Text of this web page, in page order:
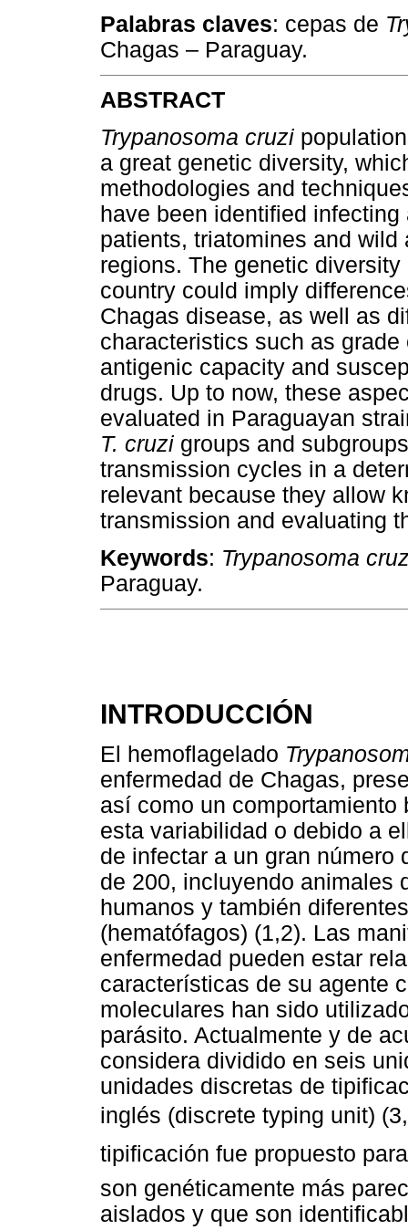
Palabras claves: cepas de
Chagas – Paraguay.
ABSTRACT
Trypanosoma cruzi
a great genetic diversity,
methodologies and
have been identified
patients, triatomines and
regions. The genetic
country could imply
Chagas disease, as well as
characteristics such as
antigenic capacity and
drugs. Up to now, these
evaluated in Paraguayan
T. cruzi groups and
transmission cycles in a
relevant because they allow
transmission and evaluating
Keywords: Trypanosoma
Paraguay.
INTRODUCCIÓN
El hemoflagelado
enfermedad de Chagas,
así como un
esta variabilidad o debido a
de infectar a un gran número
de 200, incluyendo animales
humanos y también
(hematófagos) (1,2). Las
enfermedad pueden estar
características de su agente
moleculares han sido
parásito. Actualmente y de
considera dividido en seis
unidades discretas de
inglés (discrete typing unit)
tipificación fue propuesto
son genéticamente más
aislados y que son